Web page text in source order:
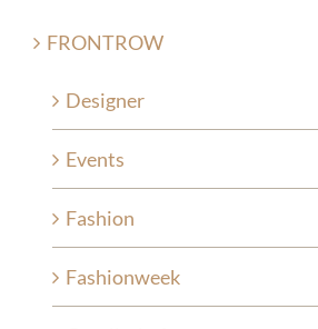
FRONTROW
Designer
Events
Fashion
Fashionweek